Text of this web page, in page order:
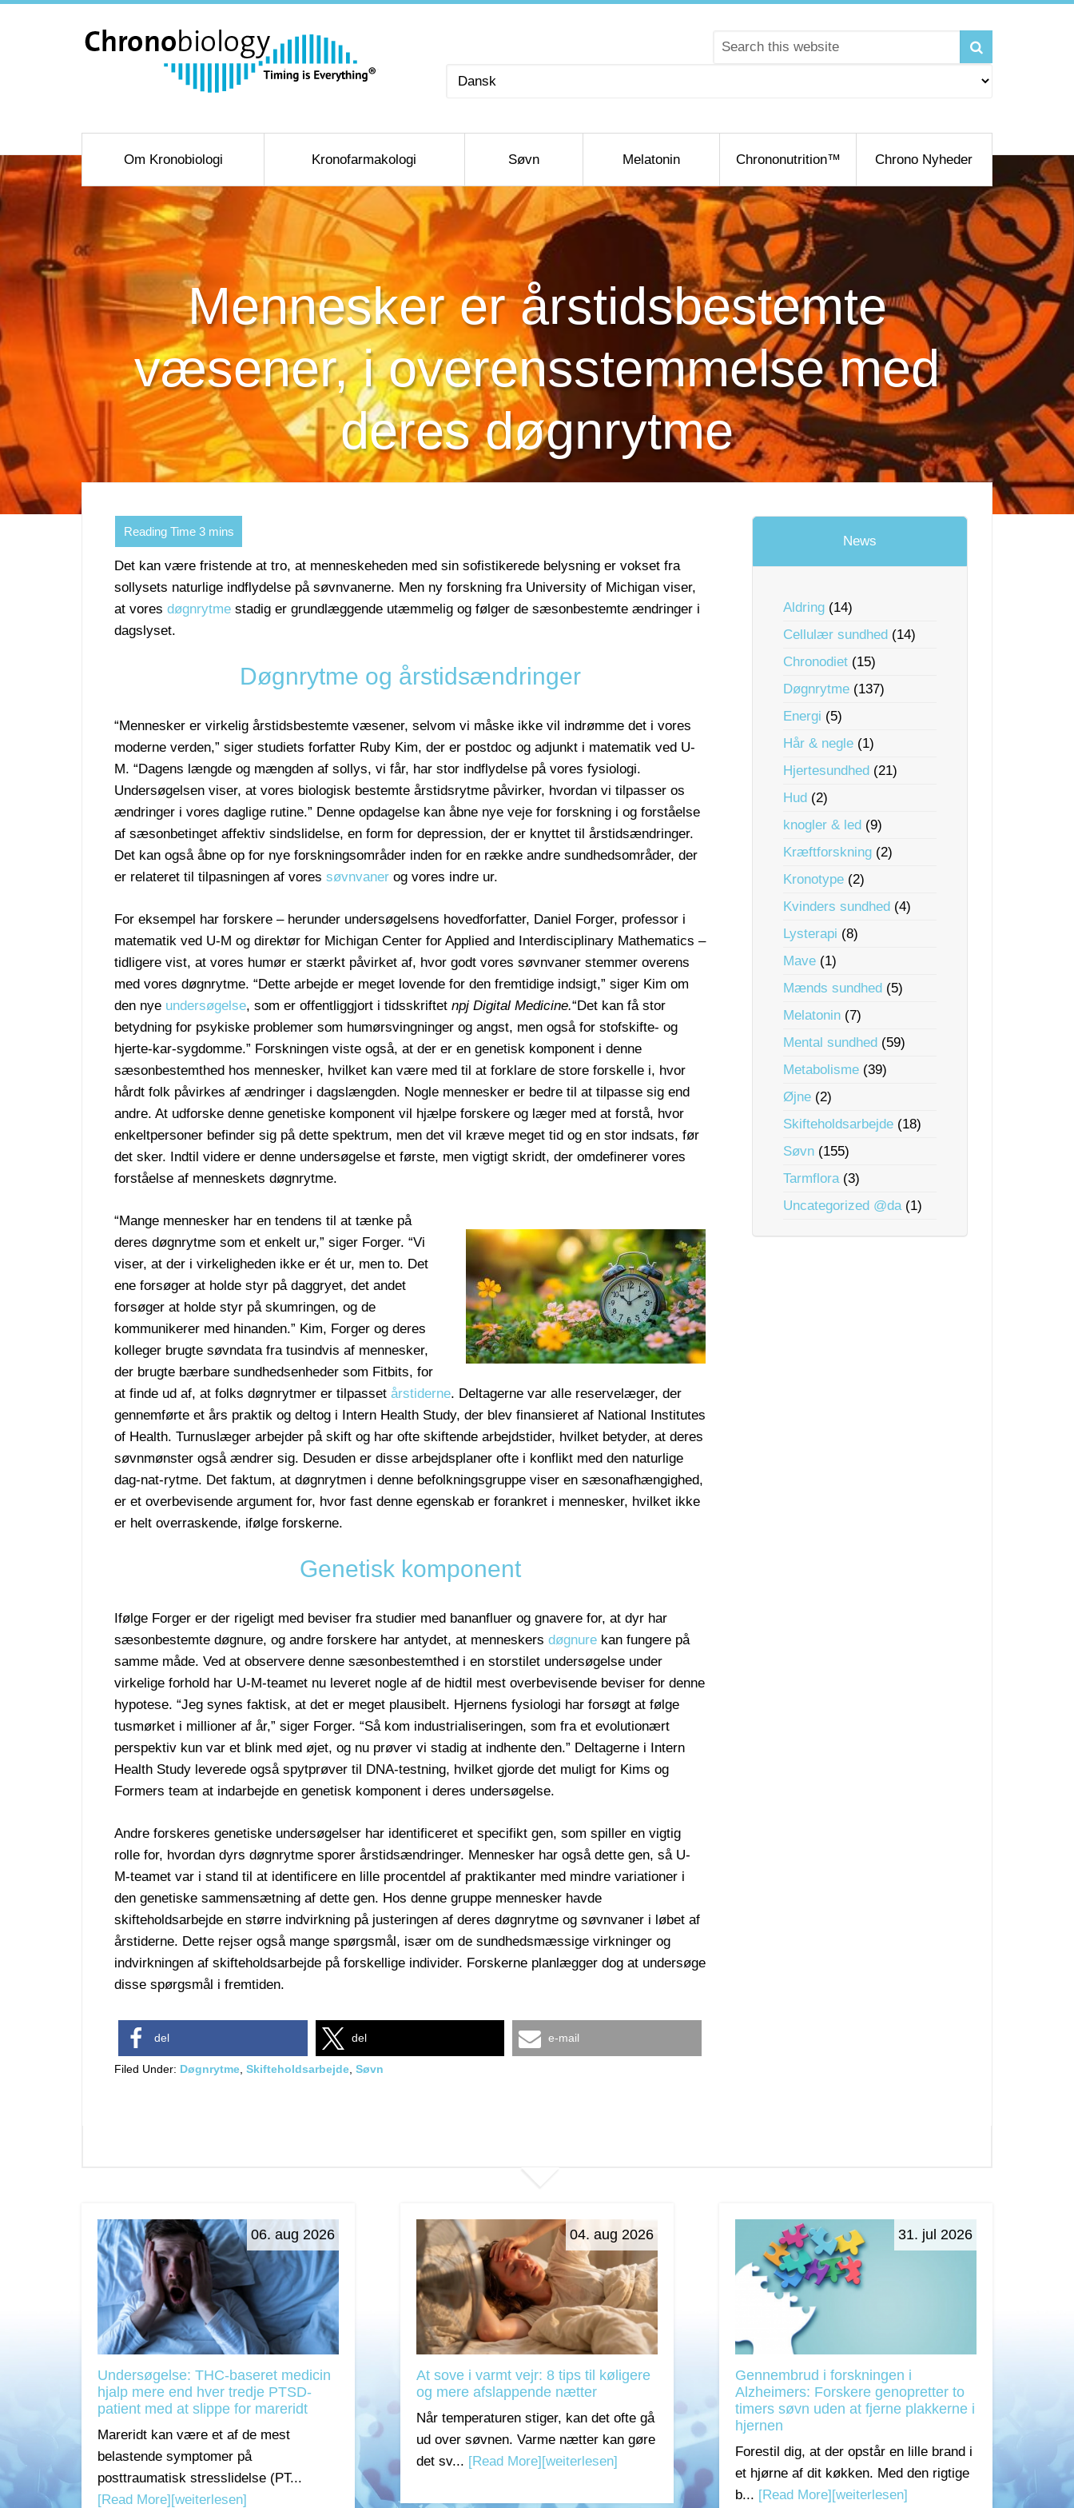
Vælg
Om Kronobiologi Kronofarmakologi Søvn Melatonin Chrononutrition™ Chrono Nyheder
Mennesker er årstidsbestemte
væsener, i overensstemmelse med
deres døgnrytme
Det kan være fristende at tro, at menneskeheden med sin sofistikerede belysning er vokset fra
sollysets naturlige indflydelse på søvnvanerne. Men ny forskning fra University of Michigan viser,
at vores døgnrytme stadig er grundlæggende utæmmelig og følger de sæsonbestemte ændringer i
dagslyset.
Døgnrytme og årstidsændringer
“Mennesker er virkelig årstidsbestemte væsener, selvom vi måske ikke vil indrømme det i vores
moderne verden,” siger studiets forfatter Ruby Kim, der er postdoc og adjunkt i matematik ved U-
M. “Dagens længde og mængden af sollys, vi får, har stor indflydelse på vores fysiologi.
Undersøgelsen viser, at vores biologisk bestemte årstidsrytme påvirker, hvordan vi tilpasser os
ændringer i vores daglige rutine.” Denne opdagelse kan åbne nye veje for forskning i og forståelse
af sæsonbetinget affektiv sindslidelse, en form for depression, der er knyttet til årstidsændringer.
Det kan også åbne op for nye forskningsområder inden for en række andre sundhedsområder, der
er relateret til tilpasningen af vores søvnvaner og vores indre ur.
For eksempel har forskere – herunder undersøgelsens hovedforfatter, Daniel Forger, professor i
matematik ved U-M og direktør for Michigan Center for Applied and Interdisciplinary Mathematics –
tidligere vist, at vores humør er stærkt påvirket af, hvor godt vores søvnvaner stemmer overens
med vores døgnrytme. “Dette arbejde er meget lovende for den fremtidige indsigt,” siger Kim om
den nye undersøgelse, som er offentliggjort i tidsskriftet npj Digital Medicine.“Det kan få stor
betydning for psykiske problemer som humørsvingninger og angst, men også for stofskifte- og
hjerte-kar-sygdomme.” Forskningen viste også, at der er en genetisk komponent i denne
sæsonbestemthed hos mennesker, hvilket kan være med til at forklare de store forskelle i, hvor
hårdt folk påvirkes af ændringer i dagslængden. Nogle mennesker er bedre til at tilpasse sig end
andre. At udforske denne genetiske komponent vil hjælpe forskere og læger med at forstå, hvor
enkeltpersoner befinder sig på dette spektrum, men det vil kræve meget tid og en stor indsats, før
det sker. Indtil videre er denne undersøgelse et første, men vigtigt skridt, der omdefinerer vores
forståelse af menneskets døgnrytme.
“Mange mennesker har en tendens til at tænke på
deres døgnrytme som et enkelt ur,” siger Forger. “Vi
viser, at der i virkeligheden ikke er ét ur, men to. Det
ene forsøger at holde styr på daggryet, det andet
forsøger at holde styr på skumringen, og de
kommunikerer med hinanden.” Kim, Forger og deres
kolleger brugte søvndata fra tusindvis af mennesker,
der brugte bærbare sundhedsenheder som Fitbits, for
at finde ud af, at folks døgnrytmer er tilpasset årstiderne. Deltagerne var alle reservelæger, der
gennemførte et års praktik og deltog i Intern Health Study, der blev finansieret af National Institutes
of Health. Turnuslæger arbejder på skift og har ofte skiftende arbejdstider, hvilket betyder, at deres
søvnmønster også ændrer sig. Desuden er disse arbejdsplaner ofte i konflikt med den naturlige
dag-nat-rytme. Det faktum, at døgnrytmen i denne befolkningsgruppe viser en sæsonafhængighed,
er et overbevisende argument for, hvor fast denne egenskab er forankret i mennesker, hvilket ikke
er helt overraskende, ifølge forskerne.
Genetisk komponent
Ifølge Forger er der rigeligt med beviser fra studier med bananfluer og gnavere for, at dyr har
sæsonbestemte døgnure, og andre forskere har antydet, at menneskers døgnure kan fungere på
samme måde. Ved at observere denne sæsonbestemthed i en storstilet undersøgelse under
virkelige forhold har U-M-teamet nu leveret nogle af de hidtil mest overbevisende beviser for denne
hypotese. “Jeg synes faktisk, at det er meget plausibelt. Hjernens fysiologi har forsøgt at følge
tusmørket i millioner af år,” siger Forger. “Så kom industrialiseringen, som fra et evolutionært
perspektiv kun var et blink med øjet, og nu prøver vi stadig at indhente den.” Deltagerne i Intern
Health Study leverede også spytprøver til DNA-testning, hvilket gjorde det muligt for Kims og
Formers team at indarbejde en genetisk komponent i deres undersøgelse.
Andre forskeres genetiske undersøgelser har identificeret et specifikt gen, som spiller en vigtig
rolle for, hvordan dyrs døgnrytme sporer årstidsændringer. Mennesker har også dette gen, så U-
M-teamet var i stand til at identificere en lille procentdel af praktikanter med mindre variationer i
den genetiske sammensætning af dette gen. Hos denne gruppe mennesker havde
skifteholdsarbejde en større indvirkning på justeringen af deres døgnrytme og søvnvaner i løbet af
årstiderne. Dette rejser også mange spørgsmål, især om de sundhedsmæssige virkninger og
indvirkningen af skifteholdsarbejde på forskellige individer. Forskerne planlægger dog at undersøge
disse spørgsmål i fremtiden.
del del e-mail
Filed Under: Døgnrytme Skifteholdsarbejde Søvn
News
Aldring (14)
Cellulær sundhed (14)
Chronodiet (15)
Døgnrytme (137)
Energi (5)
Hår & negle (1)
Hjertesundhed (21)
Hud (2)
knogler & led (9)
Kræftforskning (2)
Kronotype (2)
Kvinders sundhed (4)
Lysterapi (8)
Mave (1)
Mænds sundhed (5)
Melatonin (7)
Mental sundhed (59)
Metabolisme (39)
Øjne (2)
Skifteholdsarbejde (18)
Søvn (155)
Tarmflora(3)
Uncategorized @da(1)
06. aug 2026
Undersøgelse: THC-baseret medicin
hjalp mere end hver tredje PTSD-
patient med at slippe for mareridt
Mareridt kan være et af de mest
belastende symptomer på
posttraumatisk stresslidelse (PT...
[Read More][weiterlesen]
04. aug 2026
At sove i varmt vejr: 8 tips til køligere
og mere afslappende nætter
Når temperaturen stiger, kan det ofte gå
ud over søvnen. Varme nætter kan gøre
det sv... [Read More][weiterlesen]
31. jul 2026
Gennembrud i forskningen i
Alzheimers: Forskere genopretter to
timers søvn uden at fjerne plakkerne i
hjernen
Forestil dig, at der opstår en lille brand i
et hjørne af dit køkken. Med den rigtige
b... [Read More][weiterlesen]